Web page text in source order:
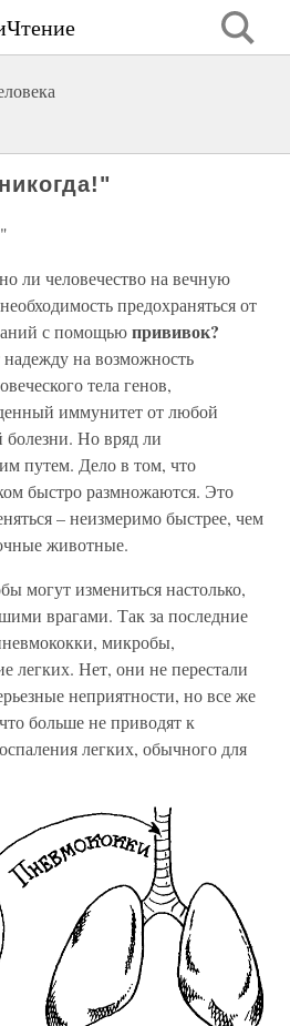
ли человечество на вечную
предохраняться от
с помощьюпрививок?
надежду на возможность
тела генов,
иммунитет от любой
Но вряд ли
путем. Дело в том, что
быстро размножаются. Это
– неизмеримо быстрее, чем
животные.
могут измениться настолько,
врагами. Так за последние
микробы,
легких. Нет, они не перестали
неприятности, но все же
больше не приводят к
легких, обычного для